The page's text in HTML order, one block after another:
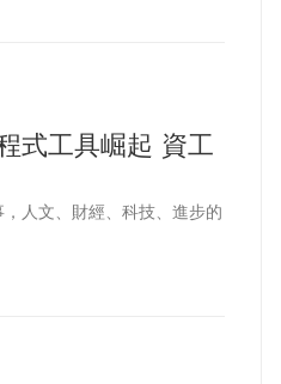
式工具崛起 資工
人文、財經、科技、進步的